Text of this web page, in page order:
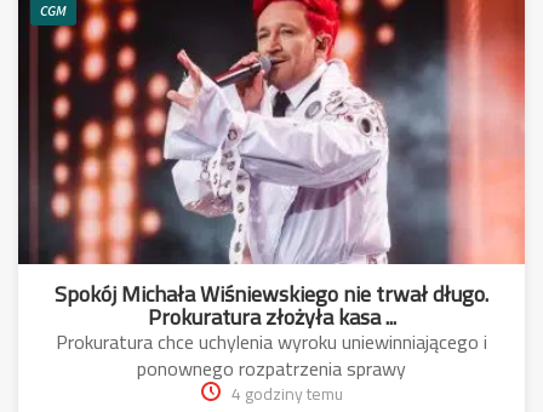
CGM
Spokój Michała Wiśniewskiego nie trwał długo.
Prokuratura złożyła kasa ...
Prokuratura chce uchylenia wyroku uniewinniającego i
ponownego rozpatrzenia sprawy
4 godziny temu